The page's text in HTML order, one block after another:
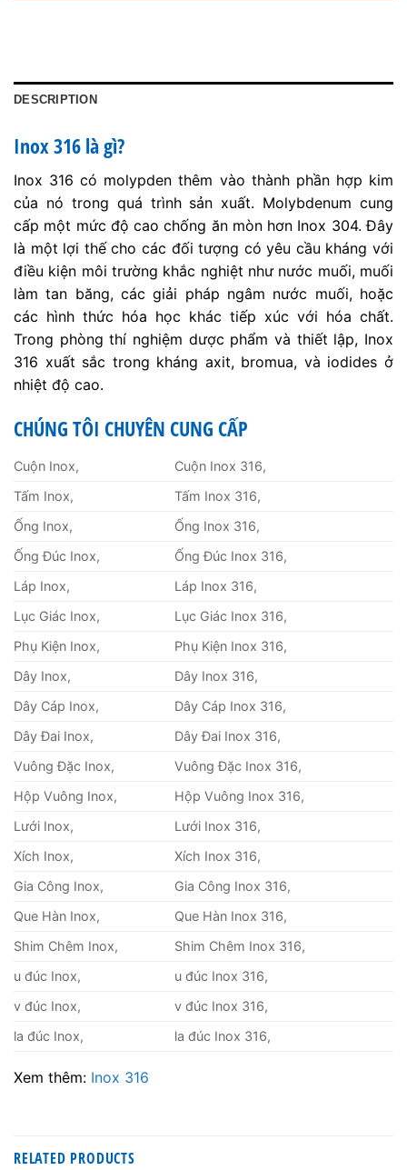
DESCRIPTION
Inox 316 là gì?
Inox 316 có molypden thêm vào thành phần hợp kim
của nó trong quá trình sản xuất. Molybdenum cung
cấp một mức độ cao chống ăn mòn hơn Inox 304. Đây
là một lợi thế cho các đối tượng có yêu cầu kháng với
điều kiện môi trường khắc nghiệt như nước muối, muối
làm tan băng, các giải pháp ngâm nước muối, hoặc
các hình thức hóa học khác tiếp xúc với hóa chất.
Trong phòng thí nghiệm dược phẩm và thiết lập, Inox
316 xuất sắc trong kháng axit, bromua, và iodides ở
nhiệt độ cao.
CHÚNG TÔI CHUYÊN CUNG CẤP
Cuộn Inox,
Cuộn Inox 316,
Tấm Inox,
Tấm Inox 316,
Ống Inox,
Ống Inox 316,
Ống Đúc Inox,
Ống Đúc Inox 316,
Láp Inox,
Láp Inox 316,
Lục Giác Inox,
Lục Giác Inox 316,
Phụ Kiện Inox,
Phụ Kiện Inox 316,
Dây Inox,
Dây Inox 316,
Dây Cáp Inox,
Dây Cáp Inox 316,
Dây Đai Inox,
Dây Đai Inox 316,
Vuông Đặc Inox,
Vuông Đặc Inox 316,
Hộp Vuông Inox,
Hộp Vuông Inox 316,
Lưới Inox,
Lưới Inox 316,
Xích Inox,
Xích Inox 316,
Gia Công Inox,
Gia Công Inox 316,
Que Hàn Inox,
Que Hàn Inox 316,
Shim Chêm Inox,
Shim Chêm Inox 316,
u đúc Inox,
u đúc Inox 316,
v đúc Inox,
v đúc Inox 316,
la đúc Inox,
la đúc Inox 316,
Xem thêm: Inox 316
RELATED PRODUCTS